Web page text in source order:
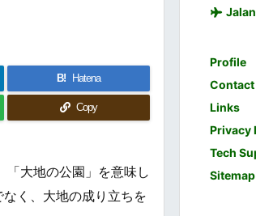
B! Hatena
Copy
「大地の公園」を意味し
く、大地の成り立ちを
Jalan
Profile
Contact
Links
Privacy
Tech
Sitemap